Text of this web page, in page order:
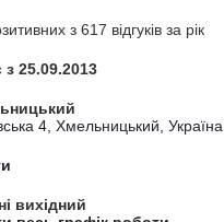
з 617 відгуків за рік
25.09.2013
4, Хмельницький, Україна
вихідний